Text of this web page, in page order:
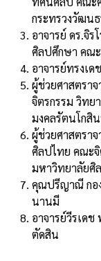
กระทรวงวัฒน
อาจารย์ ดร.จิ
ศิลปศึกษา คณ
อาจารย์ทรงเ
ผู้ช่วยศาสตรา
จิตรกรรม วิทย
มงคลรัตนโกสิ
ผู้ช่วยศาสตรา
ศิลปไทย คณะ
มหาวิทยาลัยศิ
คุณปรีญาณี กอ
นานมี
อาจารย์วีรเด
ตัดสิน